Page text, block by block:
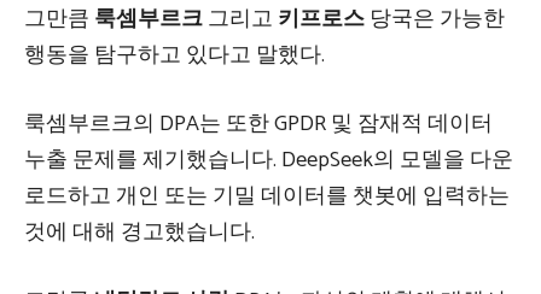
그만큼 룩셈부르크그리고 키프로스 당국은 가능한
행동을 탐구하고 있다고 말했다.
룩셈부르크의 DPA는 또한 GPDR 및 잠재적 데이터
누출 문제를 제기했습니다. DeepSeek의 모델을 다운
로드하고 개인 또는 기밀 데이터를 챗봇에 입력하는
것에 대해 경고했습니다.